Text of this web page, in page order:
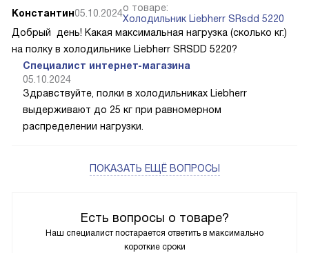
Есть вопросы о товаре?
Наш специалист постарается ответить в максимально
короткие сроки
Константин05.10.2024о товаре:
Холодильник Liebherr SRsdd 5220
Добрый день! Какая максимальная нагрузка (сколько кг.)
на полку в холодильнике Liebherr SRSDD 5220?
Специалист интернет-магазина
05.10.2024
Здравствуйте, полки в холодильниках Liebherr
выдерживают до 25 кг при равномерном
распределении нагрузки.
ПОКАЗАТЬ ЕЩЁ ВОПРОСЫ